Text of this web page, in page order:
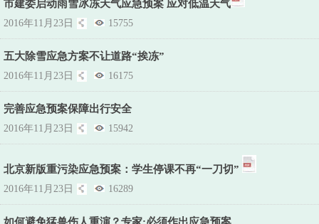
市建委启动雨雪冰冻天气应急预案 应对低温天气
2016年11月23日 15755
五大除雪应急方案不让道路“挨冻”
2016年11月23日 16175
完善应急预案保障出行安全
2016年11月23日 15942
北京新版重污染应急预案：学生停课不再“一刀切”
2016年11月23日 16289